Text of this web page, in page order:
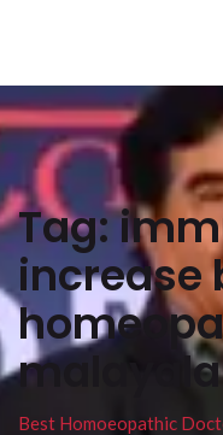
Tag:
increase
Best Homoeopathic